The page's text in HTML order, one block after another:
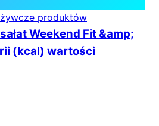
produktów
Weekend Fit &amp;
(kcal) wartości